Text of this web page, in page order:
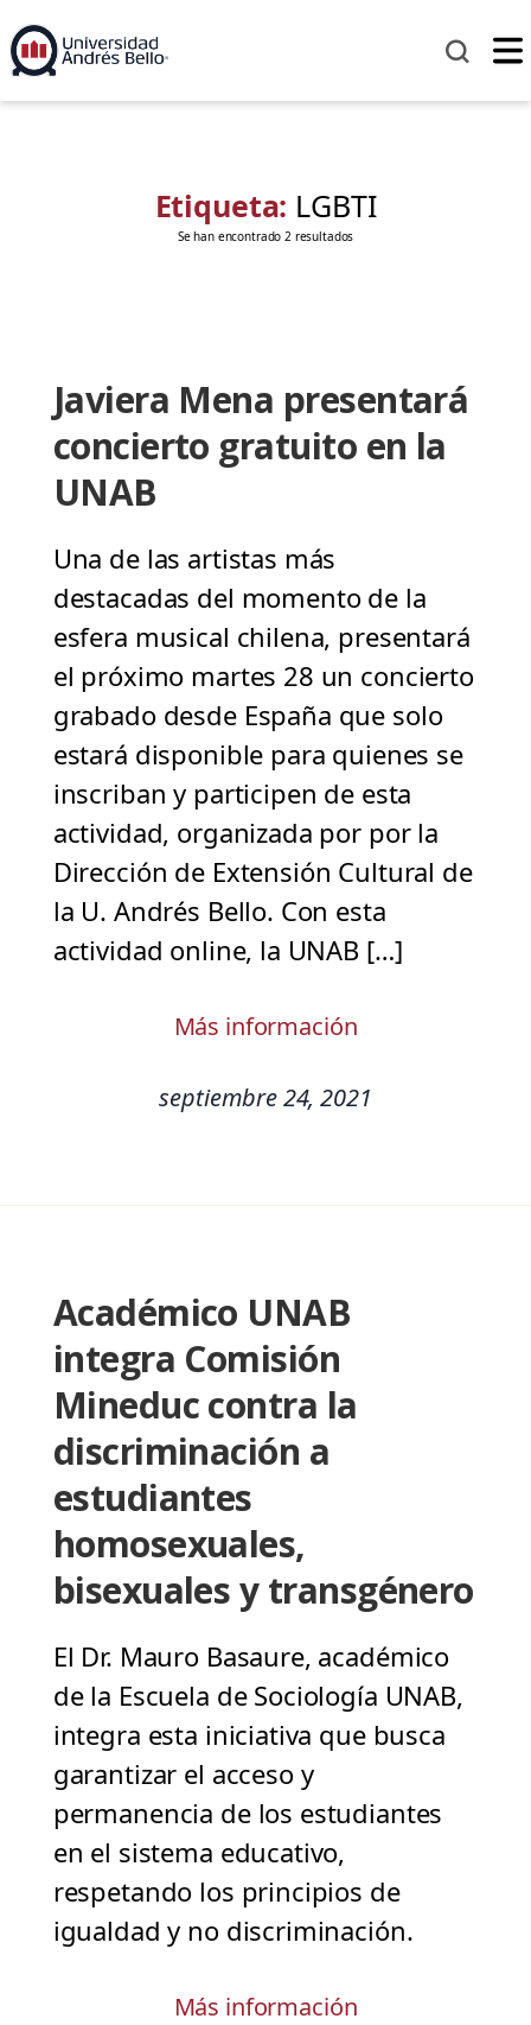
Etiqueta: LGBTI
Se han encontrado 2 resultados
Javiera Mena presentará
concierto gratuito en la
UNAB
Una de las artistas más
destacadas del momento de la
esfera musical chilena, presentará
el próximo martes 28 un concierto
grabado desde España que solo
estará disponible para quienes se
inscriban y participen de esta
actividad, organizada por por la
Dirección de Extensión Cultural de
la U. Andrés Bello. Con esta
actividad online, la UNAB […]
Más información
septiembre 24, 2021
Académico UNAB
integra Comisión
Mineduc contra la
discriminación a
estudiantes
homosexuales,
bisexuales y transgénero
El Dr. Mauro Basaure, académico
de la Escuela de Sociología UNAB,
integra esta iniciativa que busca
garantizar el acceso y
permanencia de los estudiantes
en el sistema educativo,
respetando los principios de
igualdad y no discriminación.
Más información